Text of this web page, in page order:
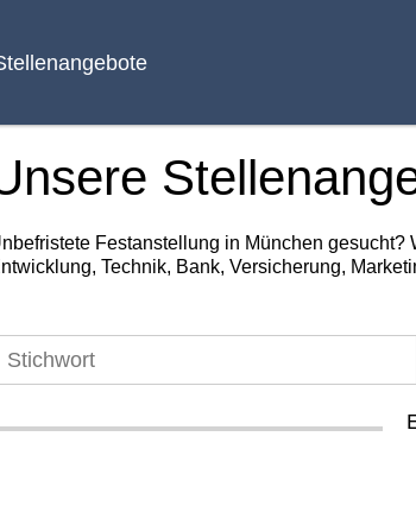
Festanstellung in München
Technik, Bank, Versicherung,